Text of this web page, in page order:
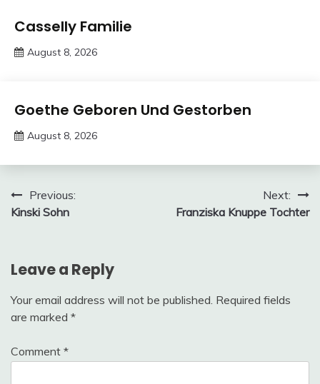
Trends
Casselly Familie
August 8, 2026
Trends
Goethe Geboren Und Gestorben
August 8, 2026
Post
navigation
Previous:
Kinski Sohn
Next:
Franziska Knuppe Tochter
Leave a Reply
Your email address will not be published. Required fields
are marked *
Comment *